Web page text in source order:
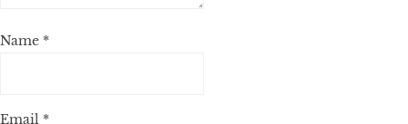
Name *
Email *